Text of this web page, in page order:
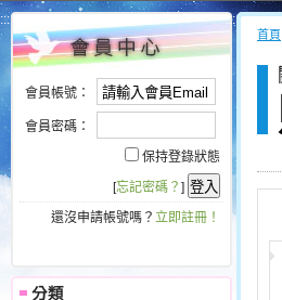
:::
會員帳號：
會員密碼：
保持登錄狀態
[忘記密碼？ ]
還沒申請帳號嗎？ 立即註冊！
:::
首頁